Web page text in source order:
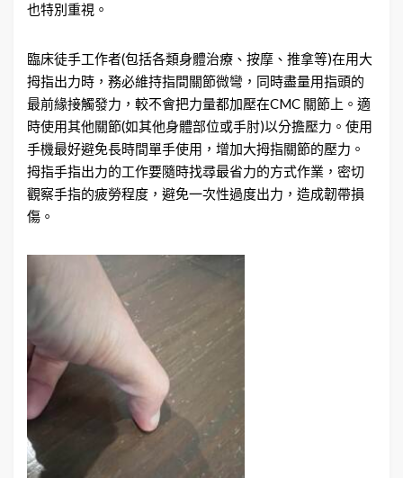
也特別重視。
臨床徒手工作者(包括各類身體治療、按摩、推拿等)在用大
拇指出力時，務必維持指間關節微彎，同時盡量用指頭的
最前緣接觸發力，較不會把力量都加壓在CMC 關節上。適
時使用其他關節(如其他身體部位或手肘)以分擔壓力。使用
手機最好避免長時間單手使用，增加大拇指關節的壓力。
拇指手指出力的工作要隨時找尋最省力的方式作業，密切
觀察手指的疲勞程度，避免一次性過度出力，造成韌帶損
傷。